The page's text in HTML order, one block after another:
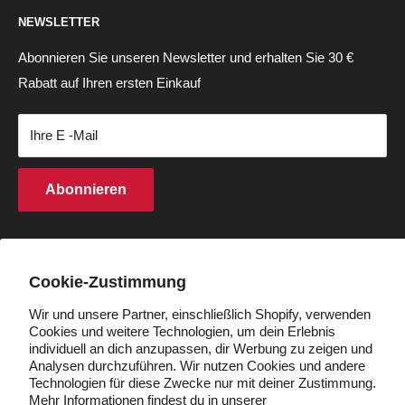
Cookie-Zustimmung
Wir und unsere Partner, einschließlich Shopify, verwenden
Cookies und weitere Technologien, um dein Erlebnis
individuell an dich anzupassen, dir Werbung zu zeigen und
Analysen durchzuführen. Wir nutzen Cookies und andere
Technologien für diese Zwecke nur mit deiner Zustimmung.
Mehr Informationen findest du in unserer
Std:
Fahrradzubehör
Ersatzteile
Fahrradbatterien
Geschenkkarten
Garantierichtlinie
Reton- und Rückerstattungspolitik
Datenschutzrichtlinie
Geschäftsbedingungen
Kaufbedingungen
Rechte an geistigem Eigentum
Cookie -Richtlinie
Hilfezentrum
Track Order
Rückgabezentrum
Zahlung
Finanzierung
Partnerprogramm
Studentenrabatt
NEWSLETTER
Abonnieren Sie unseren Newsletter und erhalten Sie 30 €
Rabatt auf Ihren ersten Einkauf
Ihre E -Mail
Abonnieren
Deutschland (EUR €)
Folgen Sie uns